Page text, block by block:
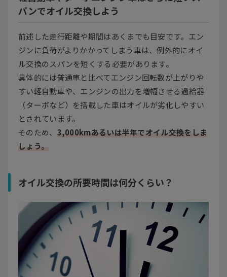
パンでオイル交換しよう
前述した走行距離や期間はあくまでも目安です。エン
ジンに負荷がよりかかってしまう車は、例外的にオイ
ル交換のスパンを短くする必要があります。
具体的には普通車と比べてエンジン回転数が上がりや
すい軽自動車や、エンジンの出力を増幅させる過給器
（ターボなど）を搭載した車はオイルが劣化しやすい
とされています。
そのため、 3,000kmあるいは半年でオイル交換をしま
しょう。
オイル交換の所要時間は何分くらい？